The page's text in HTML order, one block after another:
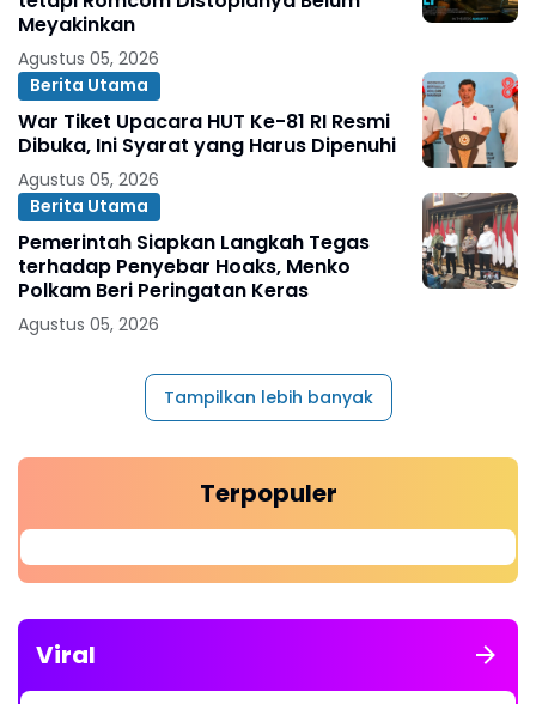
Meyakinkan
Agustus 05, 2026
Berita Utama
War Tiket Upacara HUT Ke-81 RI Resmi
Dibuka, Ini Syarat yang Harus Dipenuhi
Agustus 05, 2026
Berita Utama
Pemerintah Siapkan Langkah Tegas
terhadap Penyebar Hoaks, Menko
Polkam Beri Peringatan Keras
Agustus 05, 2026
Tampilkan lebih banyak
Terpopuler
Viral